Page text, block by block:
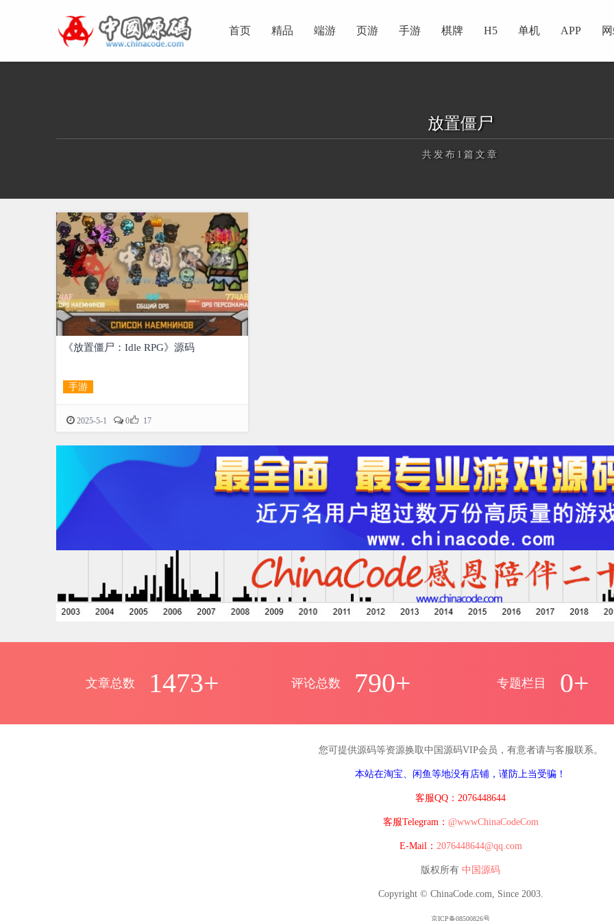
首页 精品 端游 页游 手游 棋牌 H5 单机 APP
放置僵尸
共发布1篇文章
《放置僵尸：Idle RPG》源码
手游
2025-5-1 0 17
文章总数 1473+ 评论总数 790+ 专题栏目 0+
您可提供源码等资源换取中国源码VIP会员，有意者请与客服联系。
本站在淘宝、闲鱼等地没有店铺，谨防上当受骗！
客服QQ：2076448644
客服Telegram： @wwwChinaCodeCom
E-Mail： 2076448644@qq.com
版权所有 中国源码
Copyright © ChinaCode.com, Since 2003.
京ICP备08500826号